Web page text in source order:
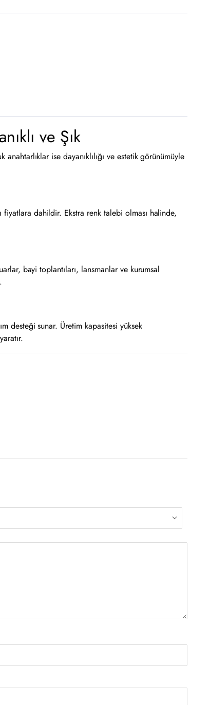
ve Şık
ise dayanıklılığı ve estetik görünümüyle
fiyatlara dahildir. Ekstra renk talebi olması halinde,
bayi toplantıları, lansmanlar ve kurumsal
desteği sunar. Üretim kapasitesi yüksek